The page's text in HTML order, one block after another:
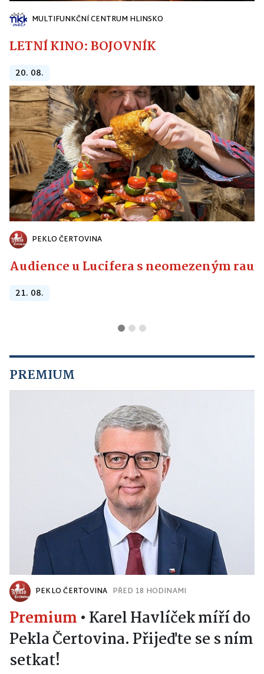
MULTIFUNKČNÍ CENTRUM HLINSKO
LETNÍ KINO: BOJOVNÍK
20. 08.
PEKLO ČERTOVINA
Audience u Lucifera s neomezeným
21. 08.
PREMIUM
PEKLO ČERTOVINA PŘED 18 HODINAMI
Premium • Karel Havlíček míří do
Pekla Čertovina. Přijeďte se s ním
setkat!